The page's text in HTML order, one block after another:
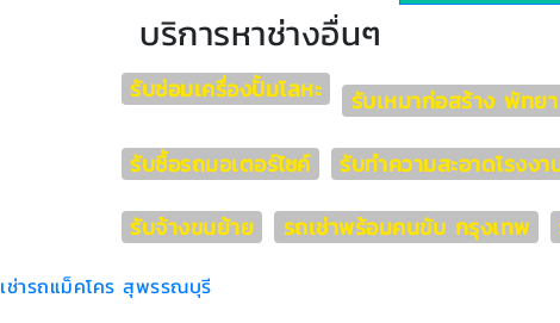
บริการหาช่างอื่นๆ
รับซ่อมเครื่องปั้มโลหะ รับเหมาก่อสร้าง พัทยา
รับซื้อรถมอเตอร์ไซค์
รับทำความสะอาดโรงงา
รับจ้างขนย้าย
รถเช่าพร้อมคนขับ กรุงเทพ
เช่ารถแม็คโคร สุพรรณบุรี